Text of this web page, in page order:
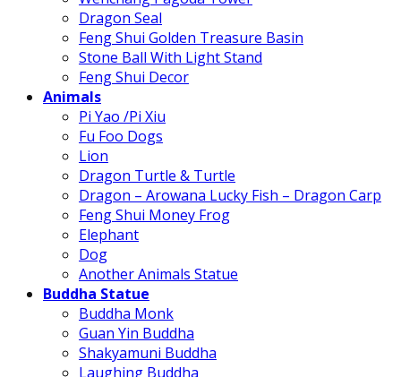
Dragon Seal
Feng Shui Golden Treasure Basin
Stone Ball With Light Stand
Feng Shui Decor
Animals
Pi Yao /Pi Xiu
Fu Foo Dogs
Lion
Dragon Turtle & Turtle
Dragon – Arowana Lucky Fish – Dragon Carp
Feng Shui Money Frog
Elephant
Dog
Another Animals Statue
Buddha Statue
Buddha Monk
Guan Yin Buddha
Shakyamuni Buddha
Laughing Buddha